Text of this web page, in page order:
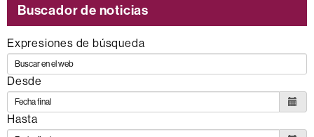
Buscador de noticias
Expresiones de búsqueda
Desde
Hasta